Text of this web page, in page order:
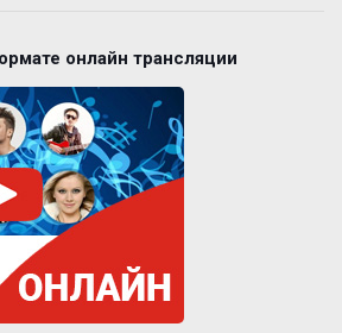
онлайн трансляции